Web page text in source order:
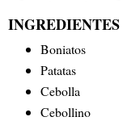
INGREDIENTES
Boniatos
Patatas
Cebolla
Cebollino